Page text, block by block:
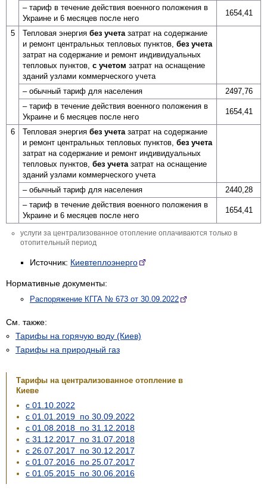
– тариф в течение действия военного положения в
Украине и 6 месяцев после него
1654,41
5 Тепловая энергиябез учета затрат на содержание
и ремонт центральных тепловых пунктов,без учета
затрат на содержание и ремонт индивидуальных
тепловых пунктов,с учетом затрат на оснащение
зданий узлами коммерческого учета
– обычный тариф для населения
2497,76
– тариф в течение действия военного положения в
Украине и 6 месяцев после него
1654,41
6 Тепловая энергиябез учета затрат на содержание
и ремонт центральных тепловых пунктов,без учета
затрат на содержание и ремонт индивидуальных
тепловых пунктов,без учета затрат на оснащение
зданий узлами коммерческого учета
– обычный тариф для населения
2440,28
– тариф в течение действия военного положения в
Украине и 6 месяцев после него
1654,41
услуги за централизованное отопление оплачиваются только в
отопительный период
Источник: Киевтеплоэнерго
Нормативные документы:
Распоряжение КГГА № 673 от 30.09.2022
См. также:
Тарифы на горячую воду (Киев)
Тарифы на природный газ
Тарифы на централизованное отопление в
Киеве
с 01.10.2022
с 01.01.2019 по 30.09.2022
с 01.08.2018 по 31.12.2018
с 31.12.2017 по 31.07.2018
с 26.07.2017 по 30.12.2017
с 01.07.2016 по 25.07.2017
с 01.05.2015 по 30.06.2016